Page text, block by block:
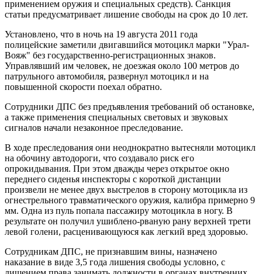
применением оружия и специальных средств). Санкция
статьи предусматривает лишение свободы на срок до 10 лет.
Установлено, что в ночь на 19 августа 2011 года
полицейские заметили двигавшийся мотоцикл марки "Урал-
Вояж" без государственно-регистрационных знаков.
Управлявший им человек, не доезжая около 100 метров до
патрульного автомобиля, развернул мотоцикл и на
повышенной скорости поехал обратно.
Сотрудники ДПС без предъявления требований об остановке,
а также применения специальных световых и звуковых
сигналов начали незаконное преследование.
В ходе преследования они неоднократно вытесняли мотоцикл
на обочину автодороги, что создавало риск его
опрокидывания. При этом дважды через открытое окно
переднего сиденья инспекторы с короткой дистанции
произвели не менее двух выстрелов в сторону мотоцикла из
огнестрельного травматического оружия, калибра примерно 9
мм. Одна из пуль попала пассажиру мотоцикла в ногу. В
результате он получил ушиблено-рваную рану верхней трети
левой голени, расценивающуюся как легкий вред здоровью.
Сотрудникам ДПС, не признавшим вины, назначено
наказание в виде 3,5 года лишения свободы условно, с